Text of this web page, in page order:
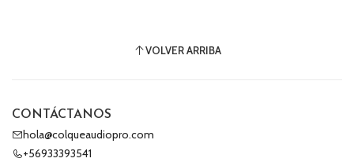
VOLVER ARRIBA
CONTÁCTANOS
hola@colqueaudiopro.com
+56933393541